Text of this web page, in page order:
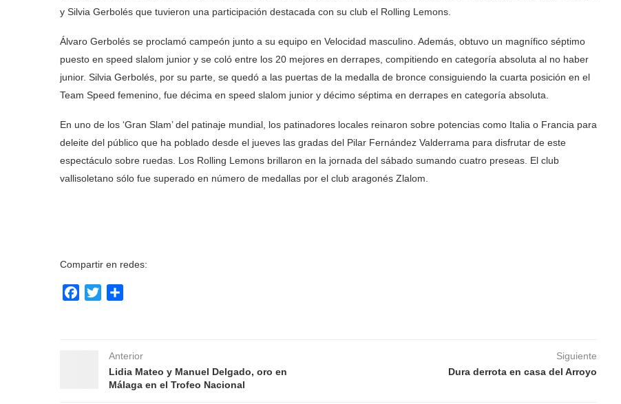
y Silvia Gerbolés que tuvieron una participación destacada con su club el Rolling Lemons.
Álvaro Gerbolés se proclamó campeón junto a su equipo en Velocidad masculino. Además, obtuvo un magnífico séptimo
puesto en speed slalom junior y se coló entre los 20 mejores en derrapes, compitiendo en categoría absoluta al no haber
junior. Silvia Gerbolés, por su parte, se quedó a las puertas de la medalla de bronce consiguiendo la cuarta posición en el
Team Speed femenino, fue décima en speed slalom junior y décimo séptima en derrapes en categoría absoluta.
En uno de los ‘Gran Slam’ del patinaje mundial, los patinadores locales reinaron sobre potencias como Italia o Francia para
deleite del público que ha poblado desde el jueves las gradas del Pilar Fernández Valderrama para disfrutar de este
espectáculo sobre ruedas. Los Rolling Lemons brillaron en la jornada del sábado sumando cuatro preseas. El club
vallisoletano sólo fue superado en número de medallas por el club aragonés Zlalom.
Compartir en redes:
Facebook
Twitter
Anterior
Lidia Mateo y Manuel Delgado, oro en
Málaga en el Trofeo Nacional
Siguiente
Dura derrota en casa del Arroyo